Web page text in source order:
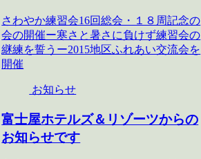
さわやか練習会16回総会・１８周記念の
会の開催ー寒さと暑さに負けず練習会の
継練を誓うー2015地区ふれあい交流会を
開催
お知らせ
富士屋ホテルズ＆リゾーツからの
お知らせです